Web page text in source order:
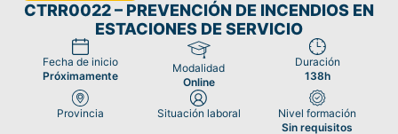
CTRR0022 – PREVENCIÓN DE INCENDIOS EN
ESTACIONES DE SERVICIO
Fecha de inicio
Próximamente
Modalidad
Online
Duración
138h
Provincia Situación laboral
Nivel formación
Sin requisitos